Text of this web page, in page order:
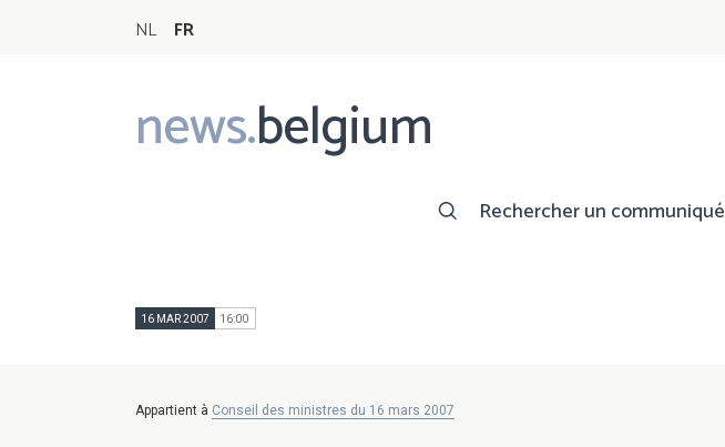
NL FR
news.belgium
Main
navigation
Rechercher un communiqué
16 MAR 2007 16:00
Appartient à Conseil des ministres du 16 mars 2007